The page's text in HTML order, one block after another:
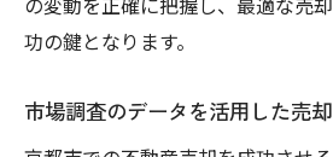
功の鍵となります。
市場調査のデータを活用した売